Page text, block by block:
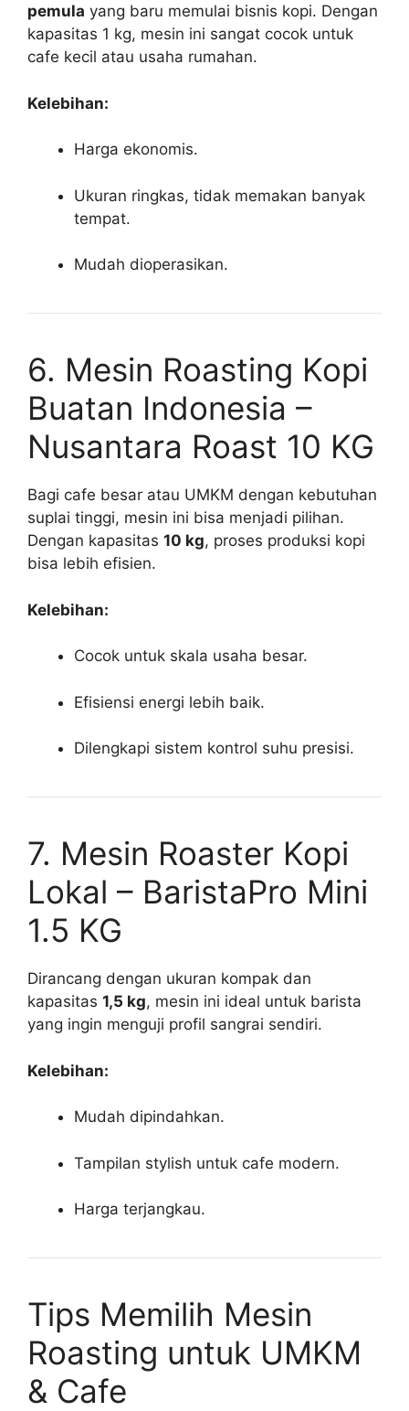
pemula yang baru memulai bisnis kopi. Dengan
kapasitas 1 kg, mesin ini sangat cocok untuk
cafe kecil atau usaha rumahan.
Kelebihan:
Harga ekonomis.
Ukuran ringkas, tidak memakan banyak
tempat.
Mudah dioperasikan.
6. Mesin Roasting Kopi
Buatan Indonesia –
Nusantara Roast 10 KG
Bagi cafe besar atau UMKM dengan kebutuhan
suplai tinggi, mesin ini bisa menjadi pilihan.
Dengan kapasitas 10 kg, proses produksi kopi
bisa lebih efisien.
Kelebihan:
Cocok untuk skala usaha besar.
Efisiensi energi lebih baik.
Dilengkapi sistem kontrol suhu presisi.
7. Mesin Roaster Kopi
Lokal – BaristaPro Mini
1.5 KG
Dirancang dengan ukuran kompak dan
kapasitas 1,5 kg, mesin ini ideal untuk barista
yang ingin menguji profil sangrai sendiri.
Kelebihan:
Mudah dipindahkan.
Tampilan stylish untuk cafe modern.
Harga terjangkau.
Tips Memilih Mesin
Roasting untuk UMKM
& Cafe